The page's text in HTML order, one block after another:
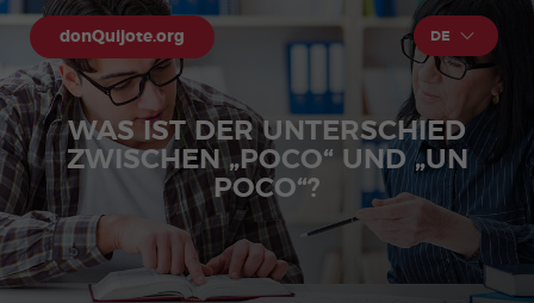
donQuijote.org DE
WAS IST DER UNTERSCHIED
ZWISCHEN „POCO“ UND „UN
POCO“?